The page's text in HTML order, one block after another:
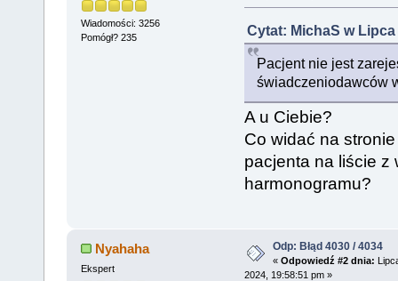
Wiadomości: 3256
Pomógł? 235
Cytat: MichaS w Lipca
Pacjent nie jest
świadczeniodawców
A u Ciebie?
Co widać na
pacjenta na liście z
harmonogramu?
Nyahaha
Ekspert
Odp: Błąd 4030 / 4034
« Odpowiedź #2 dnia:
2024, 19:58:51 pm »